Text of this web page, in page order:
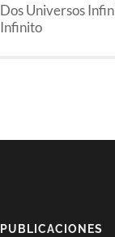
Dos Universos
Infinito
PUBLICACIONES